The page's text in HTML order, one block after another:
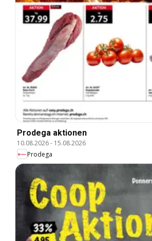
Prodega aktionen
10.08.2026- 15.08.2026
Prodega